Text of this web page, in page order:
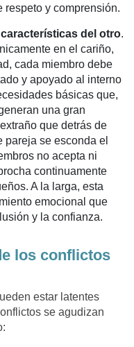
respeto y comprensión.
del otro.
en el cariño,
cada miembro debe
y apoyado al interno
básicas que,
una gran
que detrás de
pareja se esconda el
no acepta ni
continuamente
A la larga, esta
emocional que
y la confianza.
los conflictos
estar latentes
se agudizan